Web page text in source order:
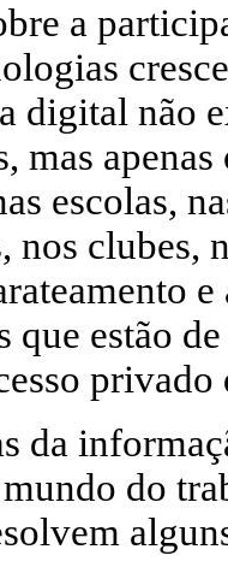
a
digital não
mas
escolas,
nos clubes,
que estão
da
do